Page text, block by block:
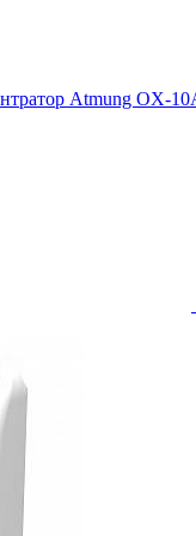
Atmung OX-